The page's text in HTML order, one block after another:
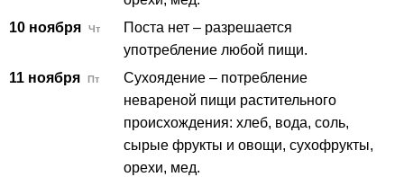
10 ноября
Чт
Поста нет – разрешается
употребление любой пищи.
11 ноября
Пт
Сухоядение – потребление
невареной пищи растительного
происхождения: хлеб, вода, соль,
сырые фрукты и овощи, сухофрукты,
орехи, мед.